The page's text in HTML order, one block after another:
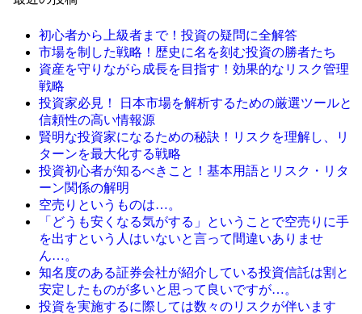
初心者から上級者まで！投資の疑問に全解答
市場を制した戦略！歴史に名を刻む投資の勝者たち
資産を守りながら成長を目指す！効果的なリスク管理
戦略
投資家必見！ 日本市場を解析するための厳選ツールと
信頼性の高い情報源
賢明な投資家になるための秘訣！リスクを理解し、リ
ターンを最大化する戦略
投資初心者が知るべきこと！基本用語とリスク・リタ
ーン関係の解明
空売りというものは…。
「どうも安くなる気がする」ということで空売りに手
を出すという人はいないと言って間違いありませ
ん…。
知名度のある証券会社が紹介している投資信託は割と
安定したものが多いと思って良いですが…。
投資を実施するに際しては数々のリスクが伴います